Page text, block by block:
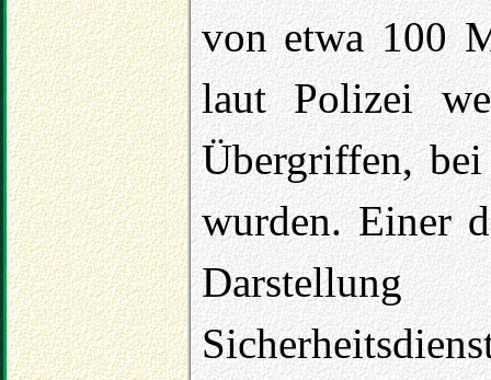
von etwa 100
laut Polizei
Übergriffen,
wurden. Einer